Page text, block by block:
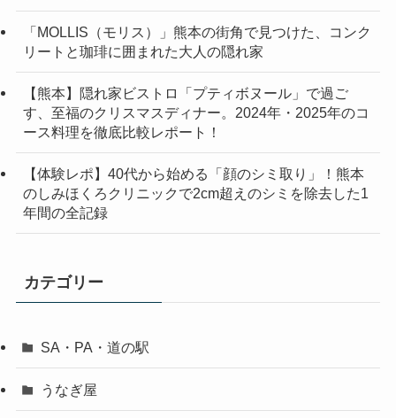
「MOLLIS（モリス）」熊本の街角で見つけた、コンク
リートと珈琲に囲まれた大人の隠れ家
【熊本】隠れ家ビストロ「プティボヌール」で過ご
す、至福のクリスマスディナー。2024年・2025年のコ
ース料理を徹底比較レポート！
【体験レポ】40代から始める「顔のシミ取り」！熊本
のしみほくろクリニックで2cm超えのシミを除去した1
年間の全記録
カテゴリー
SA・PA・道の駅
うなぎ屋